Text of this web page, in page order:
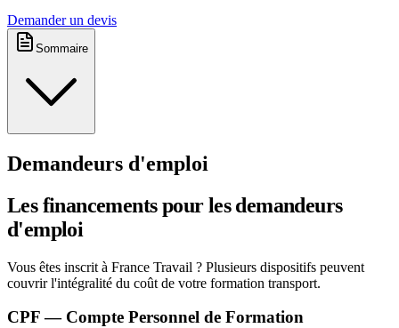
Demander un devis
Sommaire
Demandeurs d'emploi
Les financements pour les demandeurs
d'emploi
Vous êtes inscrit à France Travail ? Plusieurs dispositifs peuvent
couvrir l'intégralité du coût de votre formation transport.
CPF — Compte Personnel de Formation